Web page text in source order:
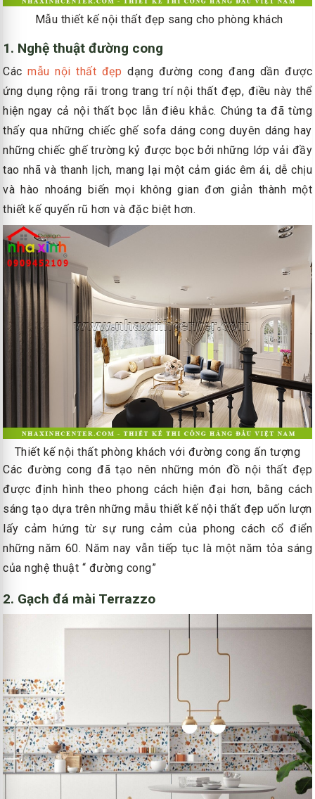
Mẫu thiết kế nội thất đẹp sang cho phòng khách
1. Nghệ thuật đường cong
Cácmẫu nội thất đẹp dạng đường cong đang dần được
ứng dụng rộng rãi trong trang trí nội thất đẹp, điều này thể
hiện ngay cả nội thất bọc lẫn điêu khắc. Chúng ta đã từng
thấy qua những chiếc ghế sofa dáng cong duyên dáng hay
những chiếc ghế trường kỷ được bọc bởi những lớp vải đầy
tao nhã và thanh lịch, mang lại một cảm giác êm ái, dễ chịu
và hào nhoáng biến mọi không gian đơn giản thành một
thiết kế quyến rũ hơn và đặc biệt hơn.
Thiết kế nội thất phòng khách với đường cong ấn tượng
Các đường cong đã tạo nên những món đồ nội thất đẹp
được định hình theo phong cách hiện đại hơn, bằng cách
sáng tạo dựa trên những mẫu thiết kế nội thất đẹp uốn lượn
lấy cảm hứng từ sự rung cảm của phong cách cổ điển
những năm 60. Năm nay vẫn tiếp tục là một năm tỏa sáng
của nghệ thuật “ đường cong”
2. Gạch đá mài Terrazzo